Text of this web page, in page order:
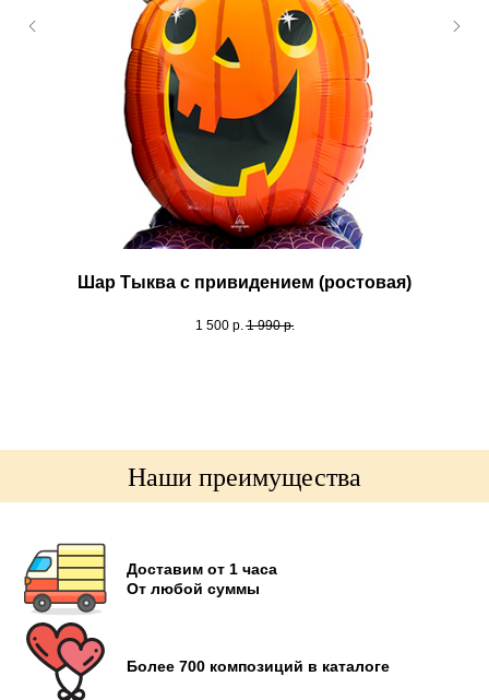
Шар Тыква с привидением (ростовая)
1 500 р. 1 990 р.
Наши преимущества
Доставим от 1 часа
От любой суммы
Более 700 композиций в каталоге